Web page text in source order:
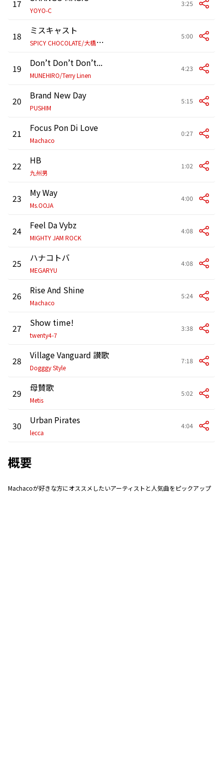
17
YOYO-C
3:25
18
ミスキャスト
S
PICY CHOCOLATE/大橋卓弥/奇妙礼太郎
5:00
19 Don’t Don’t Don’t...
MUNEHIRO/Terry Linen
4:23
20 Brand New Day
PUSHIM
5:15
21 Focus Pon Di Love
Machaco
0:27
22 HB
九州男
1:02
23 My Way
Ms.OOJA
4:00
24 Feel Da Vybz
MIGHTY JAM ROCK
4:08
25 ハナコトバ
MEGARYU
4:08
26 Rise And Shine
Machaco
5:24
27 Show time!
twenty4-7
3:38
28 Village Vanguard 讃歌
Dogggy Style
7:18
29 母賛歌
Metis
5:02
30 Urban Pirates
lecca
4:04
概要
Machacoが好きな方にオススメしたいアーティストと人気曲をピックアップ